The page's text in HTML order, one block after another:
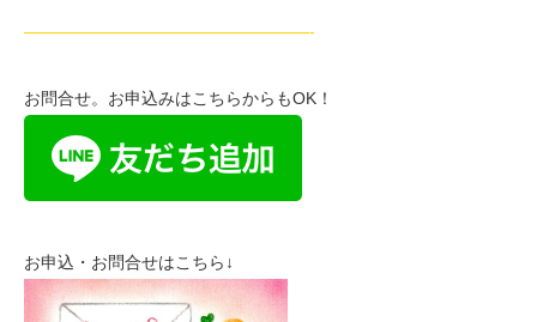
—————————————————-
お問合せ。お申込みはこちらからもOK！
お申込・お問合せはこちら↓